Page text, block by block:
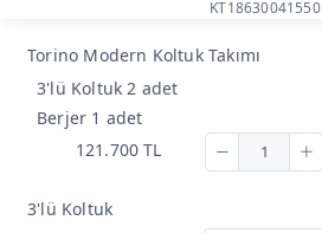
KT18630041550
Torino Modern Koltuk Takımı
3'lü Koltuk 2 adet
Berjer 1 adet
121.700 TL
3'lü Koltuk